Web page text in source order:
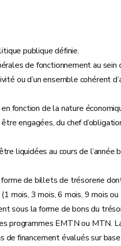
publique définie.
de fonctionnement au sein
ou d’un ensemble cohérent
fonction de la nature
engagées, du chef
liquidées au cours de
de billets de trésorerie
mois, 3 mois, 6 mois, 9 mois ou
sous la forme de bons du
programmes EMTN ou MTN.
financement évalués sur